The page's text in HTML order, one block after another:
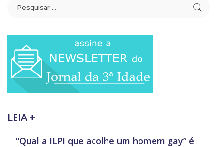
LEIA +
“Qual a ILPI que acolhe um homem gay” é